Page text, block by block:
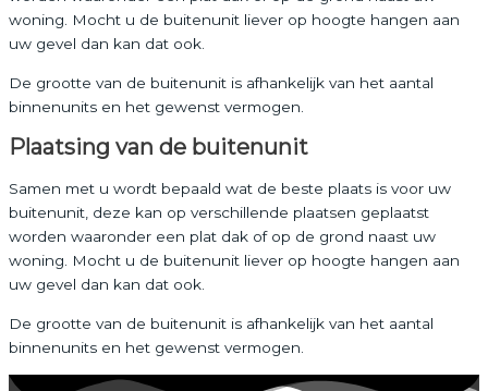
woning. Mocht u de buitenunit liever op hoogte hangen aan
uw gevel dan kan dat ook.
De grootte van de buitenunit is afhankelijk van het aantal
binnenunits en het gewenst vermogen.
Plaatsing van de buitenunit
Samen met u wordt bepaald wat de beste plaats is voor uw
buitenunit, deze kan op verschillende plaatsen geplaatst
worden waaronder een plat dak of op de grond naast uw
woning. Mocht u de buitenunit liever op hoogte hangen aan
uw gevel dan kan dat ook.
De grootte van de buitenunit is afhankelijk van het aantal
binnenunits en het gewenst vermogen.